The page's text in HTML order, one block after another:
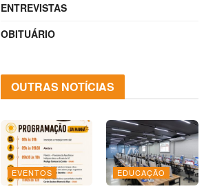
ENTREVISTAS
OBITUÁRIO
OUTRAS NOTÍCIAS
EVENTOS EDUCAÇÃO